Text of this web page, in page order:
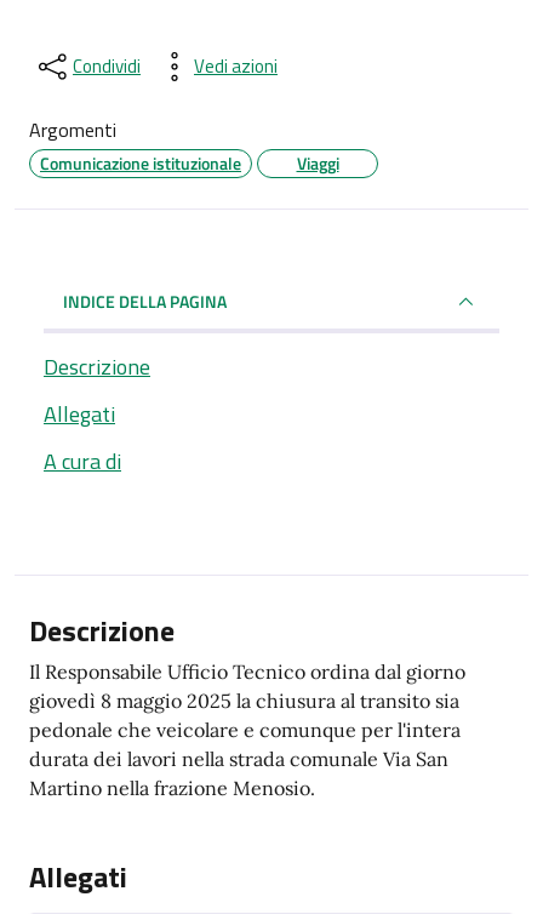
Condividi Vedi azioni
Argomenti
Comunicazione istituzionale Viaggi
INDICE DELLA PAGINA
Descrizione
Allegati
A cura di
Descrizione
Il Responsabile Ufficio Tecnico ordina dal giorno
giovedì 8 maggio 2025 la chiusura al transito sia
pedonale che veicolare e comunque per l'intera
durata dei lavori nella strada comunale Via San
Martino nella frazione Menosio.
Allegati